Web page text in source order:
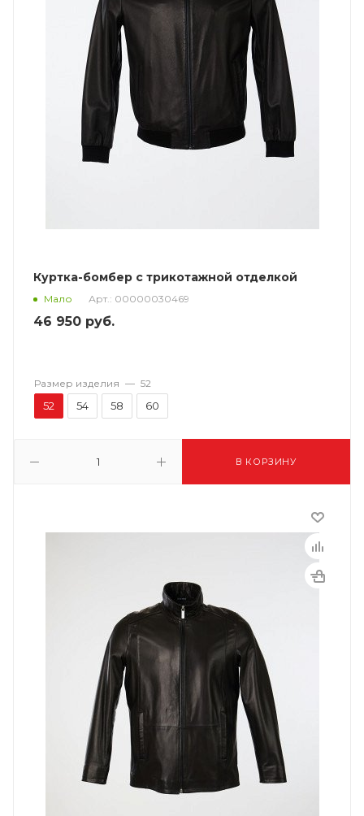
Куртка-бомбер с трикотажной отделкой
Мало Арт.: 00000030469
46 950 руб.
В КОРЗИНУ
Размер изделия — 52
52 54 58 60